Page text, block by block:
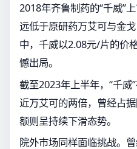
2018年齐鲁制药的“千威”
远低于原研药万艾可与金
中，千威以2.08元/片的价
憾出局。
截至2023年上半年，“千
近万艾可的两倍，曾经占
额则呈持续下滑态势。
院外市场同样面临挑战。